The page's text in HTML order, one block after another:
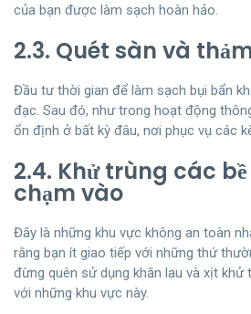
của bạn được làm sạch hoàn hảo.
2.3. Quét sàn và
Đầu tư thời gian để làm sạch bụi bẩn
đạc. Sau đó, như trong hoạt động
ổn định ở bất kỳ đâu, nơi phục vụ các
2.4. Khử trùng các
chạm vào
Đây là những khu vực không an toàn
rằng bạn ít giao tiếp với những thứ
đừng quên sử dụng khăn lau và xịt khử
với những khu vực này.